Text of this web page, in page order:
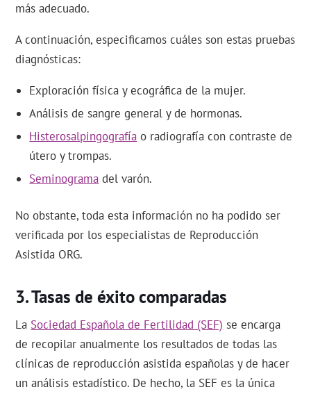
más adecuado.
A continuación, especificamos cuáles son estas pruebas
diagnósticas:
Exploración física y ecográfica de la mujer.
Análisis de sangre general y de hormonas.
Histerosalpingografía o radiografía con contraste de
útero y trompas.
Seminograma del varón.
No obstante, toda esta información no ha podido ser
verificada por los especialistas de Reproducción
Asistida ORG.
Tasas de éxito comparadas
La Sociedad Española de Fertilidad (SEF) se encarga
de recopilar anualmente los resultados de todas las
clínicas de reproducción asistida españolas y de hacer
un análisis estadístico. De hecho, la SEF es la única